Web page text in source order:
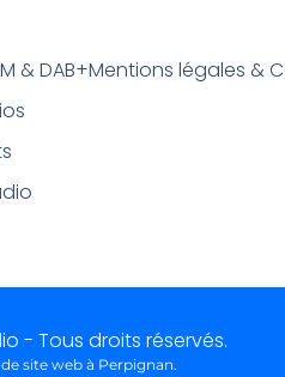
& DAB+Mentions légales &
- Tous droits réservés.
site web à Perpignan.